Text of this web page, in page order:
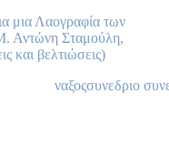
μια Λαογραφία των
Αντώνη Σταμούλη,
και βελτιώσεις)